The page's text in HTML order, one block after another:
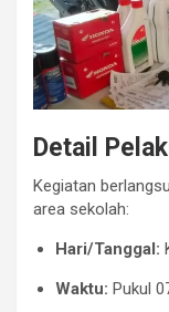
Detail
Kegiatan
area sekolah:
Hari/Tanggal:
Waktu: Pukul